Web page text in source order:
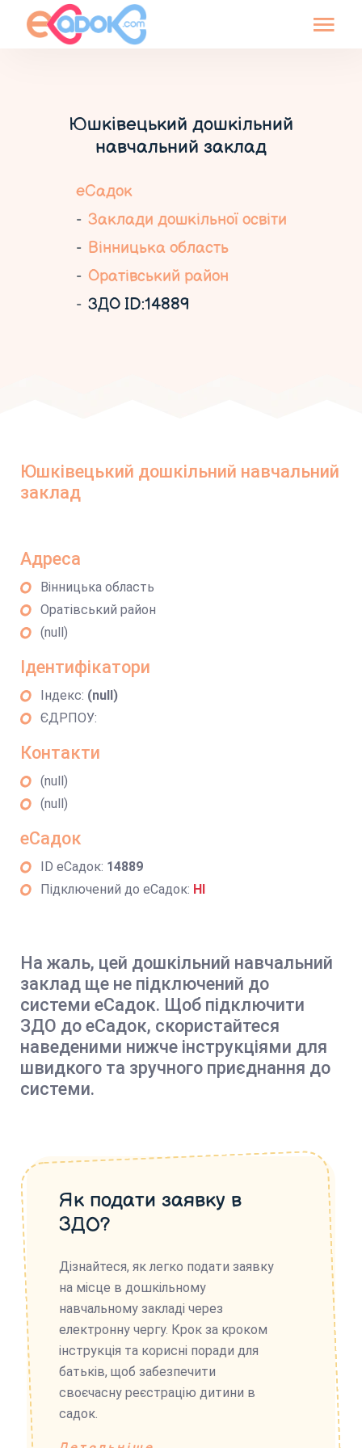
Юшківецький дошкільний
навчальний заклад
еСадок
Заклади дошкільної освіти
Вінницька область
Оратівський район
ЗДО ID:14889
Юшківецький дошкільний навчальний
заклад
Адреса
Вінницька область
Оратівський район
(null)
Ідентифікатори
Індекс: (null)
ЄДРПОУ:
Контакти
(null)
(null)
еСадок
ID еСадок: 14889
Підключений до еСадок: НІ
На жаль, цей дошкільний навчальний
заклад ще не підключений до
системи еСадок. Щоб підключити
ЗДО до еСадок, скористайтеся
наведеними нижче інструкціями для
швидкого та зручного приєднання до
системи.
Як подати заявку в
ЗДО?
Дізнайтеся, як легко подати заявку
на місце в дошкільному
навчальному закладі через
електронну чергу. Крок за кроком
інструкція та корисні поради для
батьків, щоб забезпечити
своєчасну реєстрацію дитини в
садок.